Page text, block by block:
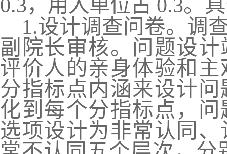
0.3， 用人单位占 0.3。
1.设计调查问卷。调
副院长审核。问题设
评价人的亲身体验和主
分指标点内涵来设计
化到每个分指标点 ，
选项设计为非常认同